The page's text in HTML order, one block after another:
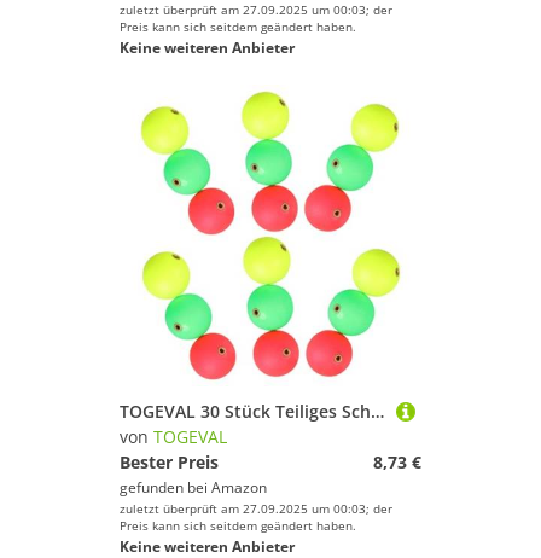
zuletzt überprüft am 27.09.2025 um 00:03; der
Preis kann sich seitdem geändert haben.
Keine weiteren Anbieter
TOGEVAL 30 Stück Teiliges Schwimmender Schaumstoff fischköderbälle mit Kupferring Hohe Empfindlichkeit Starke Auftriebskraft als Bissanzeiger für Angler
von TOGEVAL
Bester Preis
8,73 €
gefunden bei Amazon
zuletzt überprüft am 27.09.2025 um 00:03; der
Preis kann sich seitdem geändert haben.
Keine weiteren Anbieter